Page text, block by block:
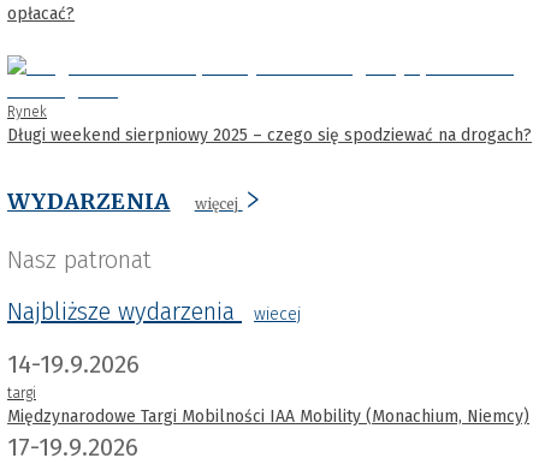
opłacać?
Rynek
Długi weekend sierpniowy 2025 – czego się spodziewać na drogach?
WYDARZENIA więcej
Nasz patronat
Najbliższe wydarzenia
wiecej
14-19.9.2026
targi
Międzynarodowe Targi Mobilności IAA Mobility (Monachium, Niemcy)
17-19.9.2026